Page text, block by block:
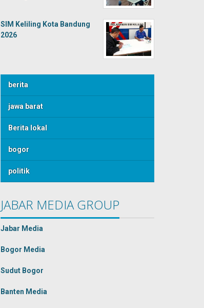
SIM Keliling Kota Bandung
2026
berita
jawa barat
Berita lokal
bogor
politik
JABAR MEDIA GROUP
Jabar Media
Bogor Media
Sudut Bogor
Banten Media